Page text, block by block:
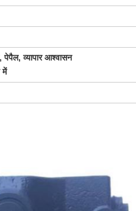
पेपैल, व्यापार आश्वासन
में